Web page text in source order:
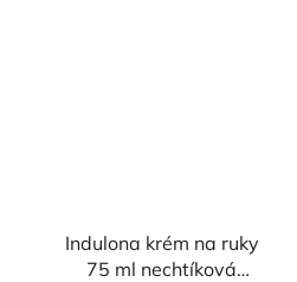
Indulona krém na ruky
75 ml nechtíková